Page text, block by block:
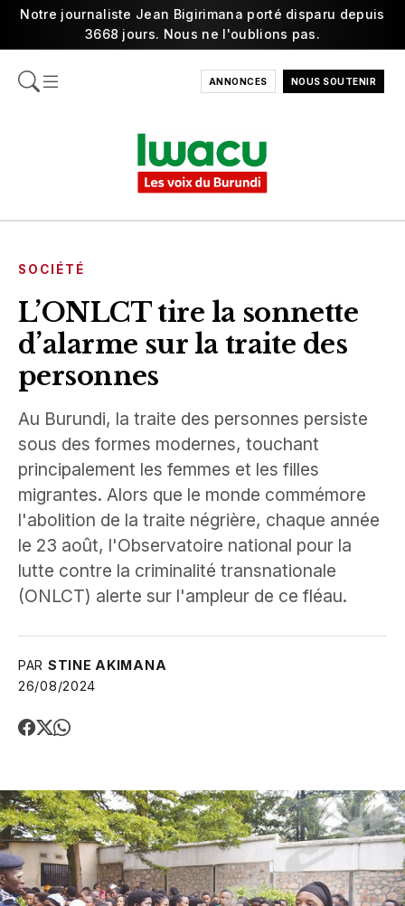
Notre journaliste Jean Bigirimana porté disparu depuis
3668 jours. Nous ne l'oublions pas.
ANNONCES NOUS SOUTENIR
SOCIÉTÉ
L’ONLCT tire la sonnette
d’alarme sur la traite des
personnes
Au Burundi, la traite des personnes persiste
sous des formes modernes, touchant
principalement les femmes et les filles
migrantes. Alors que le monde commémore
l'abolition de la traite négrière, chaque année
le 23 août, l'Observatoire national pour la
lutte contre la criminalité transnationale
(ONLCT) alerte sur l'ampleur de ce fléau.
PAR STINE AKIMANA
26/08/2024